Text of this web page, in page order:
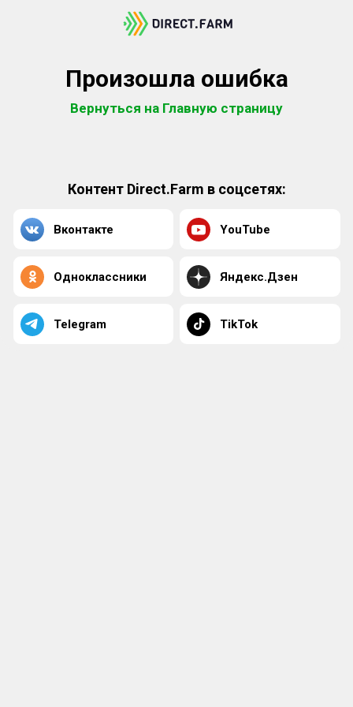
Произошла ошибка
Вернуться на Главную страницу
Контент Direct.Farm в соцсетях:
Вконтакте YouTube
Одноклассники Яндекс.Дзен
Telegram TikTok